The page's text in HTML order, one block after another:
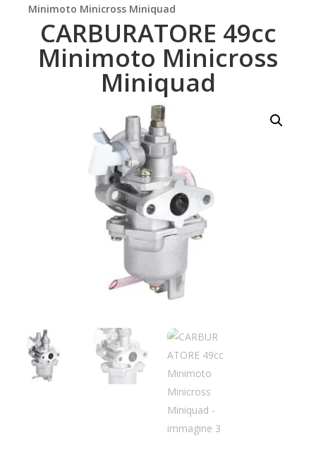
Minimoto Minicross Miniquad
CARBURATORE 49cc
Minimoto Minicross
Miniquad